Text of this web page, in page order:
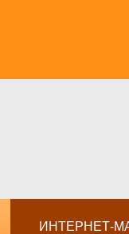
ИНТЕРНЕТ-